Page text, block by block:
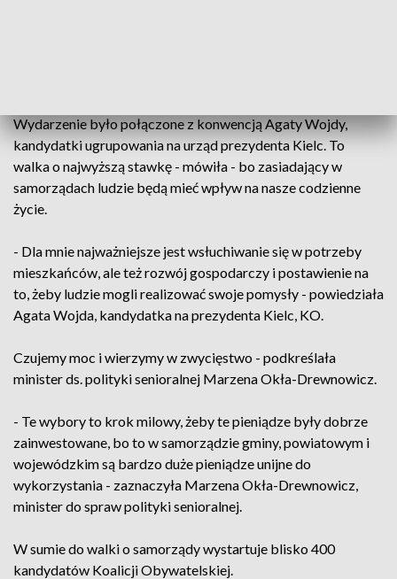
Wydarzenie było połączone z konwencją Agaty Wojdy,
kandydatki ugrupowania na urząd prezydenta Kielc. To
walka o najwyższą stawkę - mówiła - bo zasiadający w
samorządach ludzie będą mieć wpływ na nasze codzienne
życie.
- Dla mnie najważniejsze jest wsłuchiwanie się w potrzeby
mieszkańców, ale też rozwój gospodarczy i postawienie na
to, żeby ludzie mogli realizować swoje pomysły - powiedziała
Agata Wojda, kandydatka na prezydenta Kielc, KO.
Czujemy moc i wierzymy w zwycięstwo - podkreślała
minister ds. polityki senioralnej Marzena Okła-Drewnowicz.
- Te wybory to krok milowy, żeby te pieniądze były dobrze
zainwestowane, bo to w samorządzie gminy, powiatowym i
wojewódzkim są bardzo duże pieniądze unijne do
wykorzystania - zaznaczyła Marzena Okła-Drewnowicz,
minister do spraw polityki senioralnej.
W sumie do walki o samorządy wystartuje blisko 400
kandydatów Koalicji Obywatelskiej.